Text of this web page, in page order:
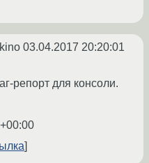
03.04.2017 20:20:01
репорт для консоли.